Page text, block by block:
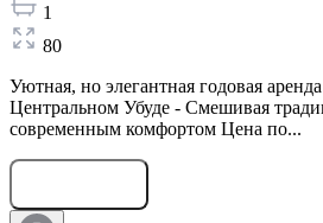
1
80
Уютная, но элегантная годовая
Центральном Убуде - Смешивая
современным комфортом Цена по...